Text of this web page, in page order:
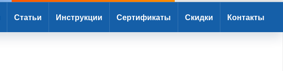
Статьи Инструкции Сертификаты Скидки Контакты